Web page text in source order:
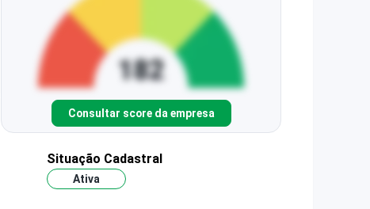
Consultar score da empresa
Situação Cadastral
Ativa